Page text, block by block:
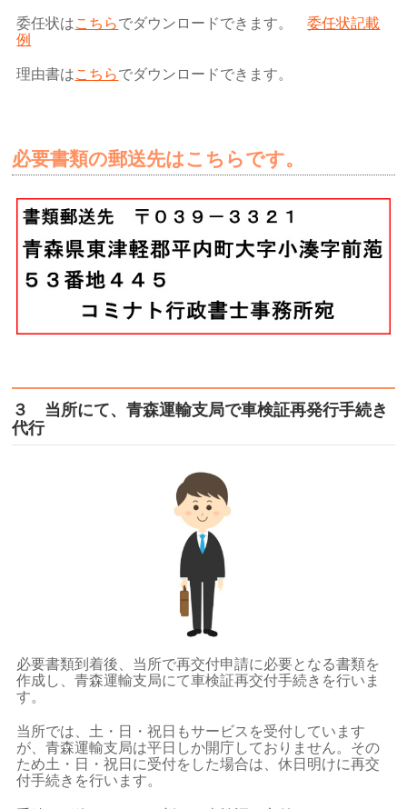
委任状はこちらでダウンロードできます。委任状記載
例
理由書はこちらでダウンロードできます。
必要書類の郵送先はこちらです。
３ 当所にて、青森運輸支局で車検証再発行手続き
代行
必要書類到着後、当所で再交付申請に必要となる書類を
作成し、青森運輸支局にて車検証再交付手続きを行いま
す。
当所では、土・日・祝日もサービスを受付しています
が、青森運輸支局は平日しか開庁しておりません。その
ため土・日・祝日に受付をした場合は、休日明けに再交
付手続きを行います。